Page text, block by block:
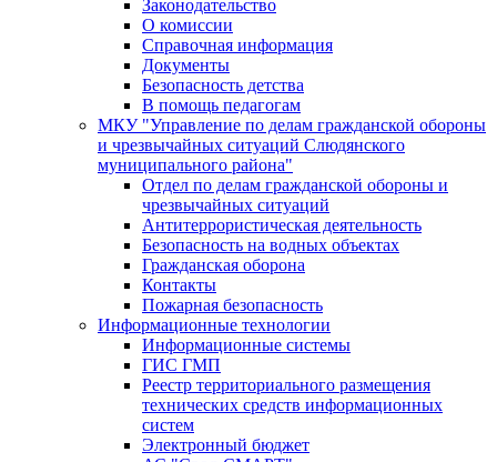
Законодательство
О комиссии
Справочная информация
Документы
Безопасность детства
В помощь педагогам
МКУ "Управление по делам гражданской обороны
и чрезвычайных ситуаций Слюдянского
муниципального района"
Отдел по делам гражданской обороны и
чрезвычайных ситуаций
Антитеррористическая деятельность
Безопасность на водных объектах
Гражданская оборона
Контакты
Пожарная безопасность
Информационные технологии
Информационные системы
ГИС ГМП
Реестр территориального размещения
технических средств информационных
систем
Электронный бюджет